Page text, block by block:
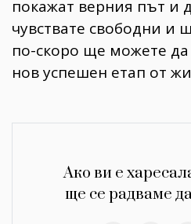
покажат верния път и
чувствате свободни и
по-скоро ще можете да
нов успешен етап от
Ако ви е
ще се радваме